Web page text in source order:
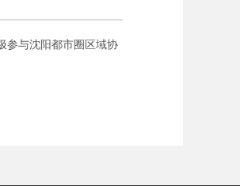
参与沈阳都市圈区域协